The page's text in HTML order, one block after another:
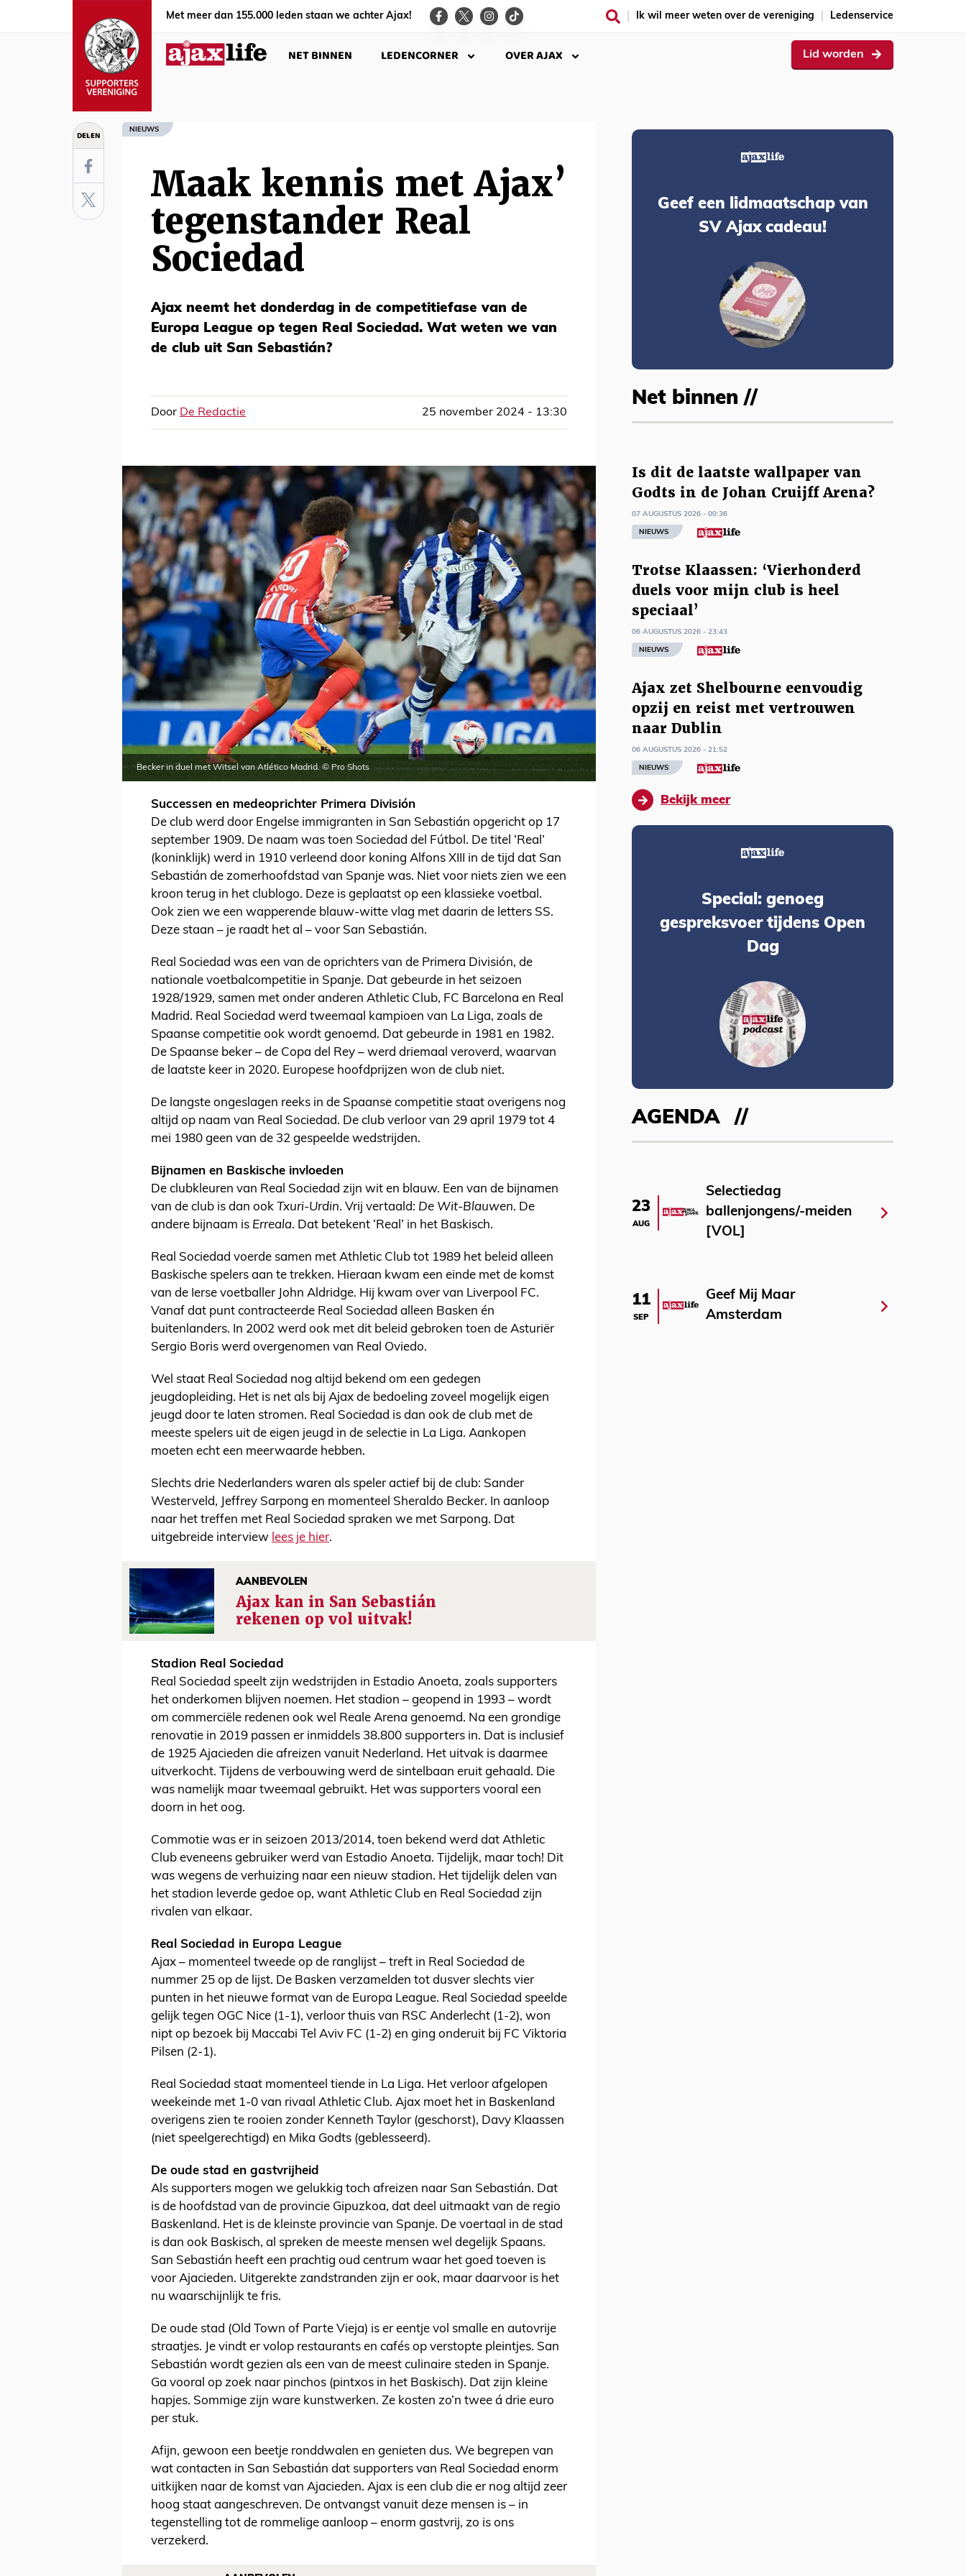
Met meer dan 155.000 leden staan we achter Ajax! Ik wil meer weten over de vereniging Ledenservice
NET BINNEN LEDENCORNER OVER AJAX Lid worden
DELEN NIEUWS
Maak kennis met Ajax’
tegenstander Real
Sociedad
Ajax neemt het donderdag in de competitiefase van de
Europa League op tegen Real Sociedad. Wat weten we van
de club uit San Sebastián?
Door De Redactie 25 november 2024 - 13:30
Becker in duel met Witsel van Atlético Madrid. © Pro Shots
Successen en medeoprichter Primera División
De club werd door Engelse immigranten in San Sebastián opgericht op 17
september 1909. De naam was toen Sociedad del Fútbol. De titel ‘Real’
(koninklijk) werd in 1910 verleend door koning Alfons XIII in de tijd dat San
Sebastián de zomerhoofdstad van Spanje was. Niet voor niets zien we een
kroon terug in het clublogo. Deze is geplaatst op een klassieke voetbal.
Ook zien we een wapperende blauw-witte vlag met daarin de letters SS.
Deze staan – je raadt het al – voor San Sebastián.
Real Sociedad was een van de oprichters van de Primera División, de
nationale voetbalcompetitie in Spanje. Dat gebeurde in het seizoen
1928/1929, samen met onder anderen Athletic Club, FC Barcelona en Real
Madrid. Real Sociedad werd tweemaal kampioen van La Liga, zoals de
Spaanse competitie ook wordt genoemd. Dat gebeurde in 1981 en 1982.
De Spaanse beker – de Copa del Rey – werd driemaal veroverd, waarvan
de laatste keer in 2020. Europese hoofdprijzen won de club niet.
De langste ongeslagen reeks in de Spaanse competitie staat overigens nog
altijd op naam van Real Sociedad. De club verloor van 29 april 1979 tot 4
mei 1980 geen van de 32 gespeelde wedstrijden.
Bijnamen en Baskische invloeden
De clubkleuren van Real Sociedad zijn wit en blauw. Een van de bijnamen
van de club is dan ook Txuri-Urdin. Vrij vertaald: De Wit-Blauwen. De
andere bijnaam is Erreala. Dat betekent ‘Real’ in het Baskisch.
Real Sociedad voerde samen met Athletic Club tot 1989 het beleid alleen
Baskische spelers aan te trekken. Hieraan kwam een einde met de komst
van de Ierse voetballer John Aldridge. Hij kwam over van Liverpool FC.
Vanaf dat punt contracteerde Real Sociedad alleen Basken én
buitenlanders. In 2002 werd ook met dit beleid gebroken toen de Asturiër
Sergio Boris werd overgenomen van Real Oviedo.
Wel staat Real Sociedad nog altijd bekend om een gedegen
jeugdopleiding. Het is net als bij Ajax de bedoeling zoveel mogelijk eigen
jeugd door te laten stromen. Real Sociedad is dan ook de club met de
meeste spelers uit de eigen jeugd in de selectie in La Liga. Aankopen
moeten echt een meerwaarde hebben.
Slechts drie Nederlanders waren als speler actief bij de club: Sander
Westerveld, Jeffrey Sarpong en momenteel Sheraldo Becker. In aanloop
naar het treffen met Real Sociedad spraken we met Sarpong. Dat
uitgebreide interview lees je hier.
AANBEVOLEN
Ajax kan in San Sebastián
rekenen op vol uitvak!
Stadion Real Sociedad
Real Sociedad speelt zijn wedstrijden in Estadio Anoeta, zoals supporters
het onderkomen blijven noemen. Het stadion – geopend in 1993 – wordt
om commerciële redenen ook wel Reale Arena genoemd. Na een grondige
renovatie in 2019 passen er inmiddels 38.800 supporters in. Dat is inclusief
de 1925 Ajacieden die afreizen vanuit Nederland. Het uitvak is daarmee
uitverkocht. Tijdens de verbouwing werd de sintelbaan eruit gehaald. Die
was namelijk maar tweemaal gebruikt. Het was supporters vooral een
doorn in het oog.
Commotie was er in seizoen 2013/2014, toen bekend werd dat Athletic
Club eveneens gebruiker werd van Estadio Anoeta. Tijdelijk, maar toch! Dit
was wegens de verhuizing naar een nieuw stadion. Het tijdelijk delen van
het stadion leverde gedoe op, want Athletic Club en Real Sociedad zijn
rivalen van elkaar.
Real Sociedad in Europa League
Ajax – momenteel tweede op de ranglijst – treft in Real Sociedad de
nummer 25 op de lijst. De Basken verzamelden tot dusver slechts vier
punten in het nieuwe format van de Europa League. Real Sociedad speelde
gelijk tegen OGC Nice (1-1), verloor thuis van RSC Anderlecht (1-2), won
nipt op bezoek bij Maccabi Tel Aviv FC (1-2) en ging onderuit bij FC Viktoria
Pilsen (2-1).
Real Sociedad staat momenteel tiende in La Liga. Het verloor afgelopen
weekeinde met 1-0 van rivaal Athletic Club. Ajax moet het in Baskenland
overigens zien te rooien zonder Kenneth Taylor (geschorst), Davy Klaassen
(niet speelgerechtigd) en Mika Godts (geblesseerd).
De oude stad en gastvrijheid
Als supporters mogen we gelukkig toch afreizen naar San Sebastián. Dat
is de hoofdstad van de provincie Gipuzkoa, dat deel uitmaakt van de regio
Baskenland. Het is de kleinste provincie van Spanje. De voertaal in de stad
is dan ook Baskisch, al spreken de meeste mensen wel degelijk Spaans.
San Sebastián heeft een prachtig oud centrum waar het goed toeven is
voor Ajacieden. Uitgerekte zandstranden zijn er ook, maar daarvoor is het
nu waarschijnlijk te fris.
De oude stad (Old Town of Parte Vieja) is er eentje vol smalle en autovrije
straatjes. Je vindt er volop restaurants en cafés op verstopte pleintjes. San
Sebastián wordt gezien als een van de meest culinaire steden in Spanje.
Ga vooral op zoek naar pinchos (pintxos in het Baskisch). Dat zijn kleine
hapjes. Sommige zijn ware kunstwerken. Ze kosten zo’n twee á drie euro
per stuk.
Afijn, gewoon een beetje ronddwalen en genieten dus. We begrepen van
wat contacten in San Sebastián dat supporters van Real Sociedad enorm
uitkijken naar de komst van Ajacieden. Ajax is een club die er nog altijd zeer
hoog staat aangeschreven. De ontvangst vanuit deze mensen is – in
tegenstelling tot de rommelige aanloop – enorm gastvrij, zo is ons
verzekerd.
Geef een lidmaatschap van
SV Ajax cadeau!
Net binnen //
Is dit de laatste wallpaper van
Godts in de Johan Cruijff Arena?
07 AUGUSTUS 2026 - 00:36
NIEUWS
Trotse Klaassen: ‘Vierhonderd
duels voor mijn club is heel
speciaal’
06 AUGUSTUS 2026 - 23:43
NIEUWS
Ajax zet Shelbourne eenvoudig
opzij en reist met vertrouwen
naar Dublin
06 AUGUSTUS 2026 - 21:52
NIEUWS
Bekijk meer
Special: genoeg
gespreksvoer tijdens Open
Dag
AGENDA
23
AUG
Selectiedag
ballenjongens/-meiden
[VOL]
11
SEP
Geef Mij Maar
Amsterdam